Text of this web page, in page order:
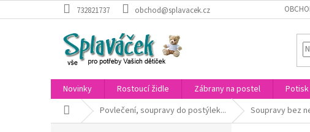
na
732821737 obchod@splavacek.cz
Novinky Rostoucí židle Zábrany na postel
Domů Povlečení, soupravy do postýlek... Soupravy bez